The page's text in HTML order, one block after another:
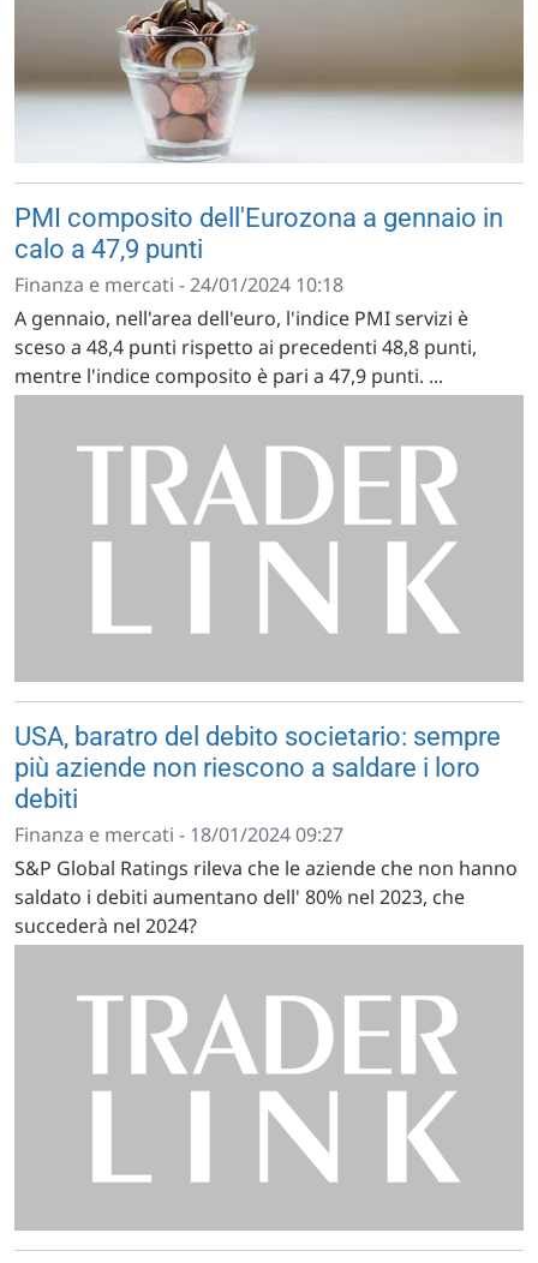
PMI composito dell'Eurozona a gennaio in
calo a 47,9 punti
Finanza e mercati - 24/01/2024 10:18
A gennaio, nell'area dell'euro, l'indice PMI servizi è
sceso a 48,4 punti rispetto ai precedenti 48,8 punti,
mentre l'indice composito è pari a 47,9 punti. ...
USA, baratro del debito societario: sempre
più aziende non riescono a saldare i loro
debiti
Finanza e mercati - 18/01/2024 09:27
S&P Global Ratings rileva che le aziende che non hanno
saldato i debiti aumentano dell' 80% nel 2023, che
succederà nel 2024?